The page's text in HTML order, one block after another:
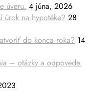
úveru. 4 júna, 2026
úrok na hypotéke? 28
do konca roka? 14
– otázky a odpovede.